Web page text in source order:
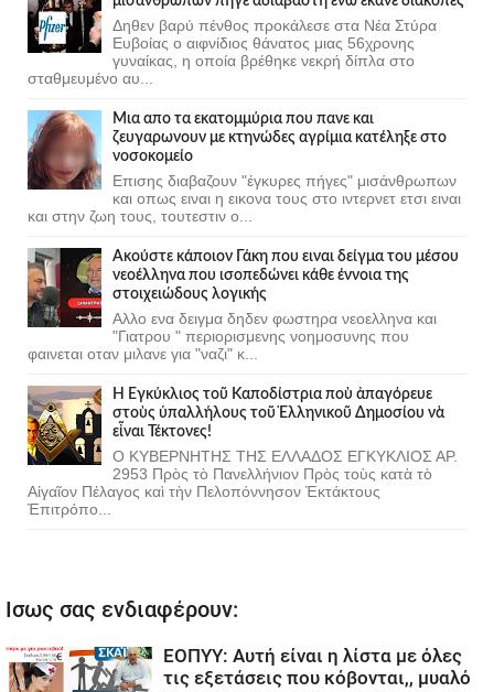
Δηθεν βαρύ πένθος προκάλεσε στα Νέα Στύρα
Ευβοίας ο αιφνίδιος θάνατος μιας 56χρονης
γυναίκας, η οποία βρέθηκε νεκρή δίπλα στο
σταθμευμένο αυ...
Μια απο τα εκατομμύρια που πανε και
ζευγαρωνουν με κτηνώδες αγρίμια κατέληξε στο
νοσοκομείο
Επισης διαβαζουν "έγκυρες πήγες" μισάνθρωπων
και οπως ειναι η εικονα τους στο ιντερνετ ετσι ειναι
και στην ζωη τους, τουτεστιν ο...
Ακούστε κάποιον Γάκη που ειναι δείγμα του μέσου
νεοέλληνα που ισοπεδώνει κάθε έννοια της
στοιχειώδους λογικής
Αλλο ενα δειγμα δηδεν φωστηρα νεοελληνα και
"Γιατρου " περιορισμενης νοημοσυνης που
φαινεται οταν μιλανε για "ναζι" κ...
Ἡ Ἐγκύκλιος τοῦ Καποδίστρια ποὺ ἀπαγόρευε
στοὺς ὑπαλλήλους τοῦ Ἑλληνικοῦ Δημοσίου νὰ
εἶναι Τέκτονες!
Ο ΚΥΒΕΡΝΗΤΗΣ ΤΗΣ ΕΛΛΑΔΟΣ ΕΓΚΥΚΛΙΟΣ ΑΡ.
2953 Πρὸς τὸ Πανελλήνιον Πρὸς τοὺς κατὰ τὸ
Αἰγαῖον Πέλαγος καὶ τὴν Πελοπόννησον Ἐκτάκτους
Ἐπιτρόπο...